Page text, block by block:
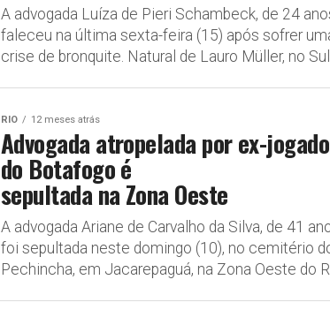
A advogada Luíza de Pieri Schambeck, de 24
faleceu na última sexta-feira (15) após sofrer
crise de bronquite. Natural de Lauro Müller, no Sul...
RIO 12 meses atrás
Advogada atropelada por ex-
do Botafogo é
sepultada na Zona Oeste
A advogada Ariane de Carvalho da Silva, de 41
foi sepultada neste domingo (10), no cemitério
Pechincha, em Jacarepaguá, na Zona Oeste do